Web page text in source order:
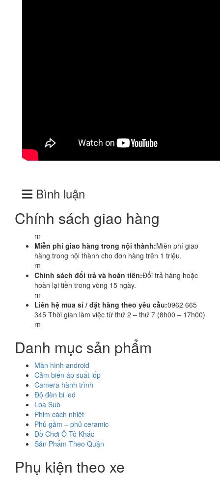
Bình luận
Chính sách giao hàng
rn
Miễn phí giao hàng trong nội thành:Miễn phí giao
hàng trong nội thành cho đơn hàng trên 1 triệu.
rn
Chính sách đổi trả và hoàn tiền:Đổi trả hàng hoặc
hoàn lại tiền trong vòng 15 ngày.
rn
Liên hệ mua sỉ / đặt hàng theo yêu cầu:0962 665
345 Thời gian làm việc từ thứ 2 – thứ 7 (8h00 – 17h00)
rn
Danh mục sản phẩm
Màn hình android
Cảm biến áp suất lốp
Camera hành trình
Độ đèn bi led
Loa Sub
Phim cách nhiệt
Phủ gầm – phủ ceramic
Đồ Chơi Ô Tô Khác
Sản Phẩm Theo Quận
Phụ kiện theo xe